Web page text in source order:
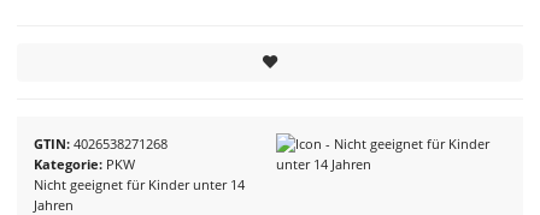
GTIN 4026538271268
Kategorie PKW
Nicht geeignet für Kinder unter 14
Jahren